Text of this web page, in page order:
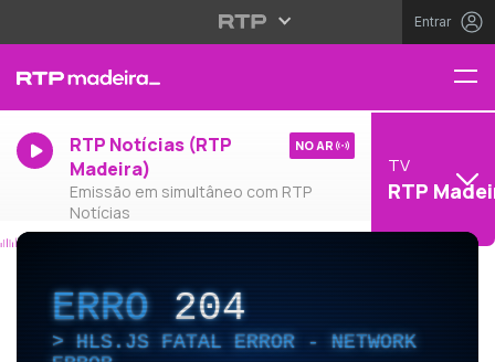
Entrar
RTP Notícias (RTP
Madeira)
Emissão em simultâneo com RTP
Notícias
NO AR
TV
RTP
ERRO204
HLS.JS FATAL ERROR - NETWORK